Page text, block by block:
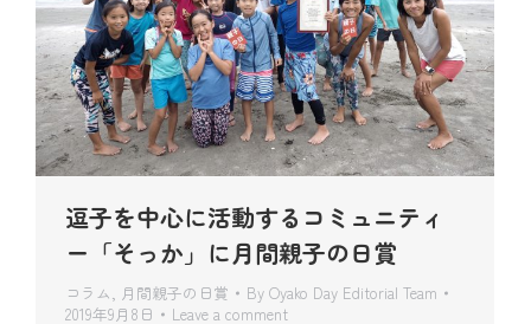
逗子を中心に活動するコミュニティ
ー「そっか」に月間親子の日賞
コラム, 月間親子の日賞 By Oyako Day Editorial Team
2019年9月8日
Leave a comment